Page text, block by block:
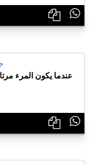

عندما يكون المرء
